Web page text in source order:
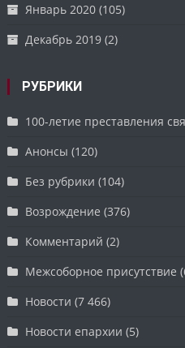
Январь 2020 (105)
Декабрь 2019 (2)
РУБРИКИ
100-летие преставления
Анонсы (120)
Без рубрики (104)
Возрождение (376)
Комментарий (2)
Межсоборное присутствие
Новости (7 466)
Новости епархии (5)